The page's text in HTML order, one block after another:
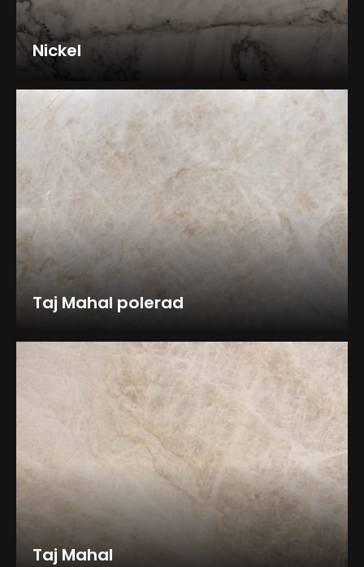
Nickel
Taj Mahal polerad
Taj Mahal